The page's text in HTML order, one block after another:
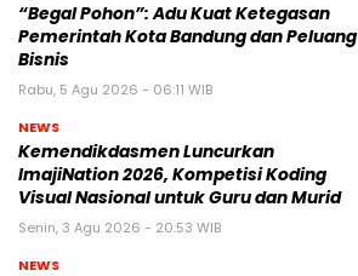
“Begal Pohon”: Adu Kuat Ketegasan
Pemerintah Kota Bandung dan Peluang
Bisnis
Rabu, 5 Agu 2026 - 06:11 WIB
NEWS
Kemendikdasmen Luncurkan
ImajiNation 2026, Kompetisi Koding
Visual Nasional untuk Guru dan Murid
Senin, 3 Agu 2026 - 20:53 WIB
NEWS